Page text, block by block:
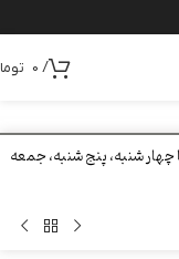
/
0
چهار شنبه، پنج شنبه، جمعه